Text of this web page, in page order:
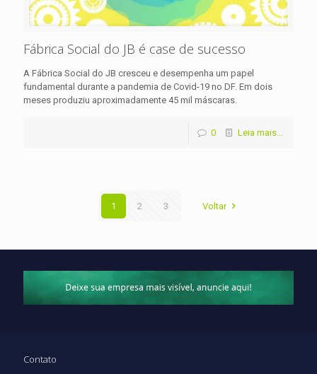
Fábrica Social do JB é case de sucesso
A Fábrica Social do JB cresceu e desempenha um papel
fundamental durante a pandemia de Covid-19 no DF. Em dois
meses produziu aproximadamente 45 mil máscaras.
0 Leia mais...
1 2 3 Voltar
Contato